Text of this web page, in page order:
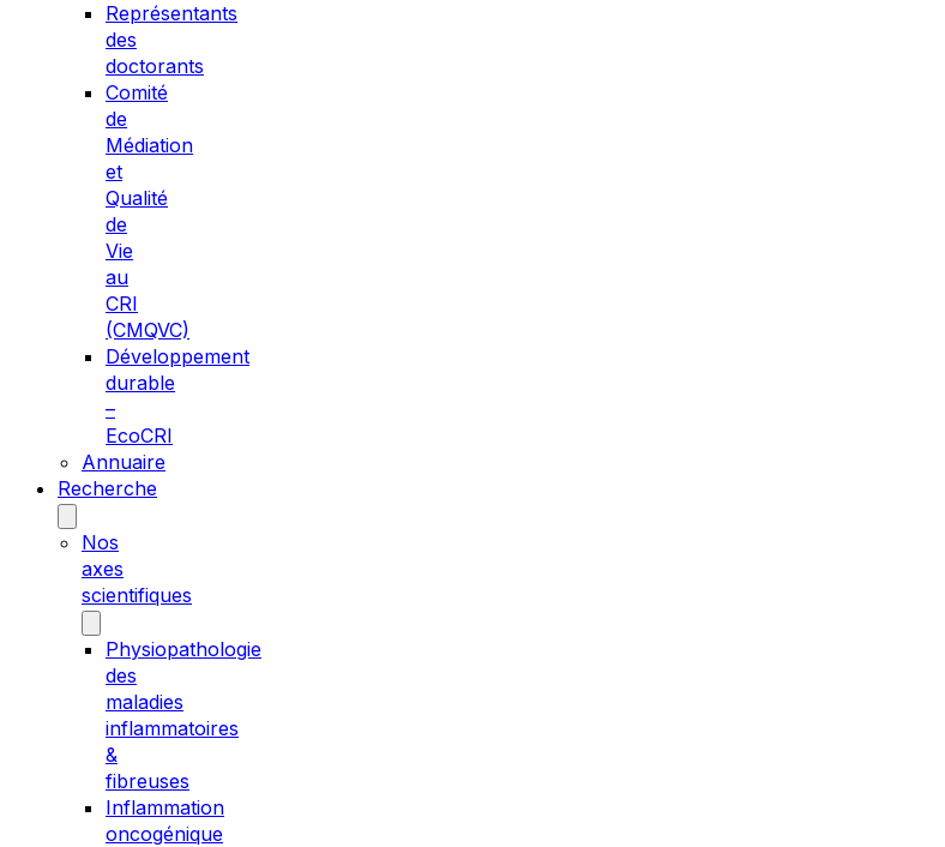
Représentants
des
doctorants
Comité
de
Médiation
et
Qualité
de
Vie
au
CRI
(CMQVC)
Développement
durable
–
EcoCRI
Annuaire
Recherche
Nos
axes
scientifiques
Physiopathologie
des
maladies
inflammatoires
&
fibreuses
Inflammation
oncogénique